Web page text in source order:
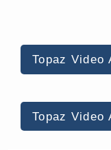
Topaz Video
Topaz Video